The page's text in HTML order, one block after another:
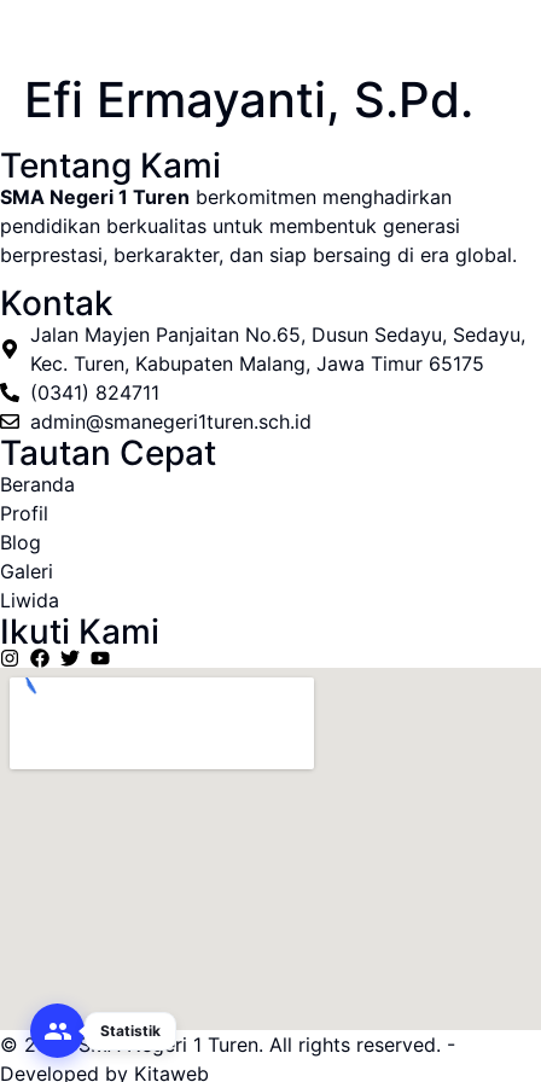
Efi Ermayanti, S.Pd.
Tentang Kami
SMA Negeri 1 Turen berkomitmen menghadirkan
pendidikan berkualitas untuk membentuk generasi
berprestasi, berkarakter, dan siap bersaing di era global.
Kontak
Jalan Mayjen Panjaitan No.65, Dusun Sedayu, Sedayu,
Kec. Turen, Kabupaten Malang, Jawa Timur 65175
(0341) 824711
admin@smanegeri1turen.sch.id
Tautan Cepat
Beranda
Profil
Blog
Galeri
Liwida
Ikuti Kami
© 2025 SMA Negeri 1 Turen. All rights reserved. -
Developed by Kitaweb
Statistik